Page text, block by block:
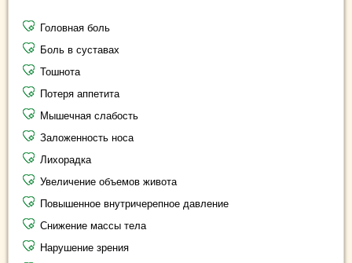
Головная боль
Боль в суставах
Тошнота
Потеря аппетита
Мышечная слабость
Заложенность носа
Лихорадка
Увеличение объемов живота
Повышенное внутричерепное давление
Снижение массы тела
Нарушение зрения